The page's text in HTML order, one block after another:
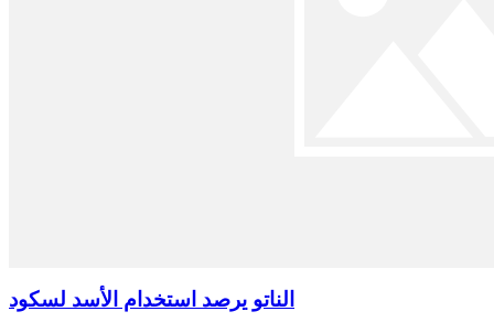
الناتو يرصد استخدام الأسد لسكود